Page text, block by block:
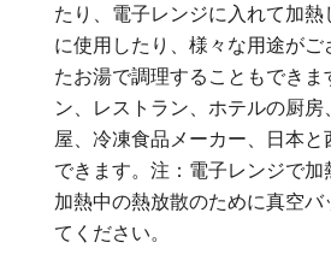
たり、電子レンジに入れて加
に使用したり、様々な用途が
たお湯で調理することもできま
ン、レストラン、ホテルの厨
屋、冷凍食品メーカー、日本
できます。注：電子レンジで加
加熱中の熱放散のために真空
てください。